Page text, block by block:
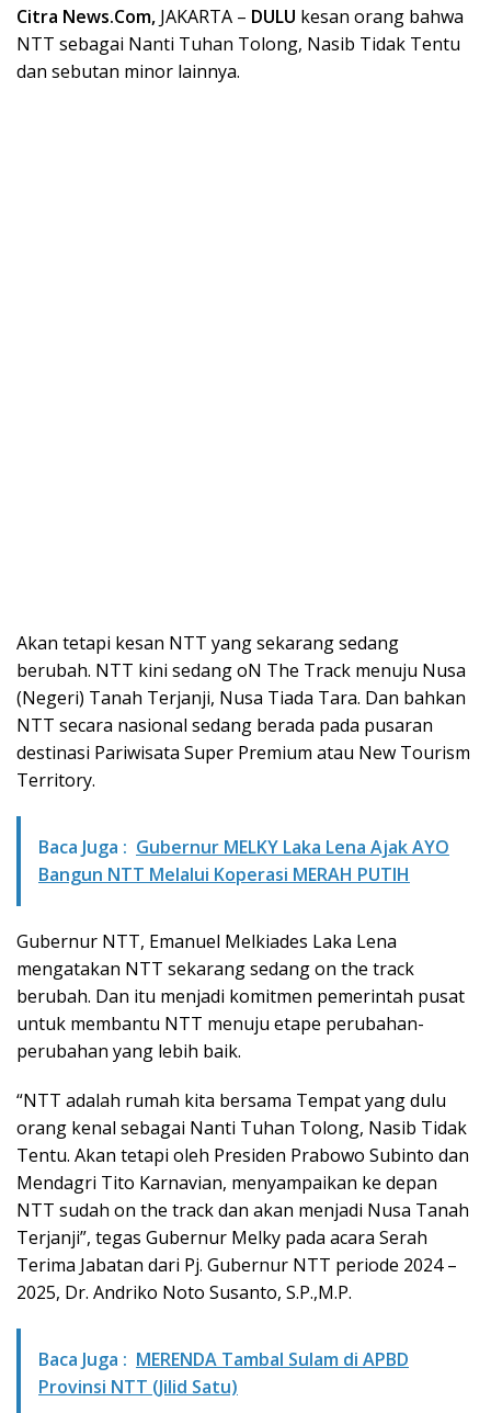
Citra News.Com, JAKARTA – DULU kesan orang bahwa
NTT sebagai Nanti Tuhan Tolong, Nasib Tidak Tentu
dan sebutan minor lainnya.
Akan tetapi kesan NTT yang sekarang sedang
berubah. NTT kini sedang oN The Track menuju Nusa
(Negeri) Tanah Terjanji, Nusa Tiada Tara. Dan bahkan
NTT secara nasional sedang berada pada pusaran
destinasi Pariwisata Super Premium atau New Tourism
Territory.
Baca Juga : Gubernur MELKY Laka Lena Ajak AYO
Bangun NTT Melalui Koperasi MERAH PUTIH
Gubernur NTT, Emanuel Melkiades Laka Lena
mengatakan NTT sekarang sedang on the track
berubah. Dan itu menjadi komitmen pemerintah pusat
untuk membantu NTT menuju etape perubahan-
perubahan yang lebih baik.
“NTT adalah rumah kita bersama Tempat yang dulu
orang kenal sebagai Nanti Tuhan Tolong, Nasib Tidak
Tentu. Akan tetapi oleh Presiden Prabowo Subinto dan
Mendagri Tito Karnavian, menyampaikan ke depan
NTT sudah on the track dan akan menjadi Nusa Tanah
Terjanji”, tegas Gubernur Melky pada acara Serah
Terima Jabatan dari Pj. Gubernur NTT periode 2024 –
2025, Dr. Andriko Noto Susanto, S.P.,M.P.
Baca Juga : MERENDA Tambal Sulam di APBD
Provinsi NTT (Jilid Satu)